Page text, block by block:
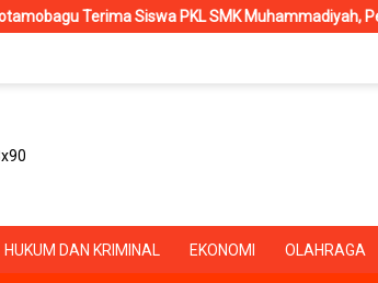
PKL SMK Muhammadiyah, Perkuat Sinergi Dunia
HUKUM DAN KRIMINAL EKONOMI OLAHRAGA